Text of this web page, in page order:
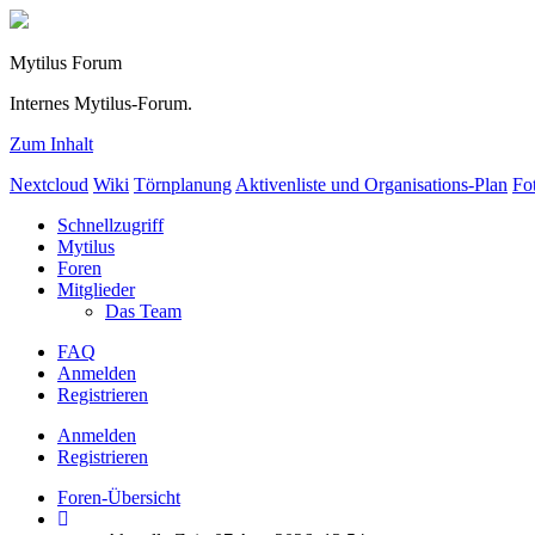
Mytilus Forum
Internes Mytilus-Forum.
Zum Inhalt
Nextcloud Wiki Törnplanung Aktivenliste und Organisations-Plan
Schnellzugriff
Mytilus
Foren
Mitglieder
Das Team
FAQ
Anmelden
Registrieren
Anmelden
Registrieren
Foren-Übersicht